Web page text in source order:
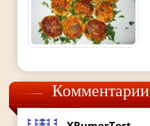
Комментарии